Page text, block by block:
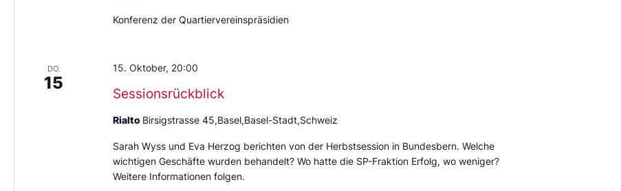
Konferenz der Quartiervereinspräsidien
DO.
15
Sessionsrückblick
15. Oktober, 20:00
Rialto Birsigstrasse 45,Basel,Basel-Stadt,Schweiz
Sarah Wyss und Eva Herzog berichten von der Herbstsession in Bundesbern. Welche
wichtigen Geschäfte wurden behandelt? Wo hatte die SP-Fraktion Erfolg, wo weniger?
Weitere Informationen folgen.